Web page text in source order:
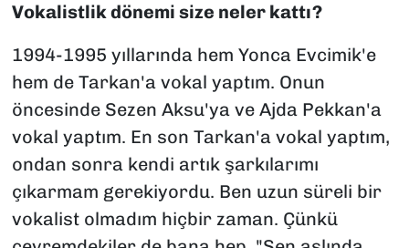
Vokalistlik dönemi size neler kattı?
1994-1995 yıllarında hem Yonca Evcimik'e
hem de Tarkan'a vokal yaptım. Onun
öncesinde Sezen Aksu'ya ve Ajda Pekkan'a
vokal yaptım. En son Tarkan'a vokal yaptım,
ondan sonra kendi artık şarkılarımı
çıkarmam gerekiyordu. Ben uzun süreli bir
vokalist olmadım hiçbir zaman. Çünkü